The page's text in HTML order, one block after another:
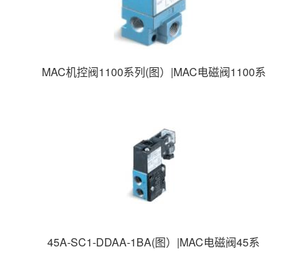
MAC机控阀1100系列(图）|MAC电磁阀1100系
45A-SC1-DDAA-1BA(图）|MAC电磁阀45系